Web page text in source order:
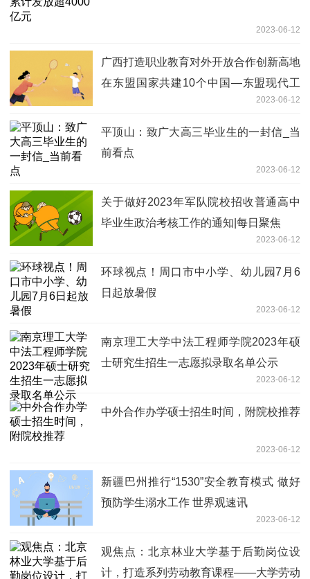
2023-06-12
广西打造职业教育对外开放合作创新高地
在东盟国家共建10个中国—东盟现代工
2023-06-12
平顶山：致广大高三毕业生的一封信_当
前看点
2023-06-12
关于做好2023年军队院校招收普通高中
毕业生政治考核工作的通知|每日聚焦
2023-06-12
环球视点！周口市中小学、幼儿园7月6
日起放暑假
2023-06-12
南京理工大学中法工程师学院2023年硕
士研究生招生一志愿拟录取名单公示
2023-06-12
中外合作办学硕士招生时间，附院校推荐
2023-06-12
新疆巴州推行“1530”安全教育模式 做好
预防学生溺水工作 世界观速讯
2023-06-12
观焦点：北京林业大学基于后勤岗位设
计，打造系列劳动教育课程——大学劳动